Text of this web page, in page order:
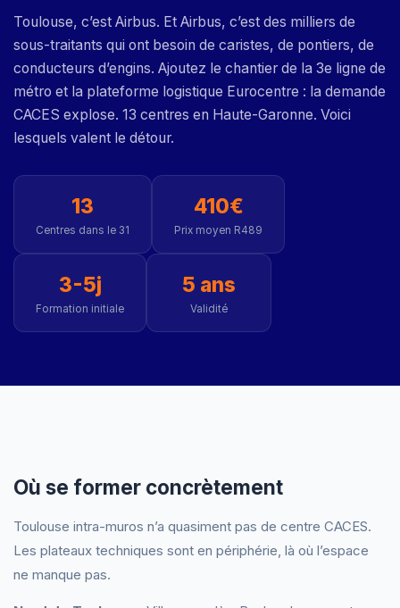
Toulouse, c’est Airbus. Et Airbus, c’est des milliers de
sous-traitants qui ont besoin de caristes, de pontiers, de
conducteurs d’engins. Ajoutez le chantier de la 3e ligne de
métro et la plateforme logistique Eurocentre : la demande
CACES explose. 13 centres en Haute-Garonne. Voici
lesquels valent le détour.
13
Centres dans le 31
410€
Prix moyen R489
3-5j
Formation initiale
5 ans
Validité
Où se former concrètement
Toulouse intra-muros n’a quasiment pas de centre CACES.
Les plateaux techniques sont en périphérie, là où l’espace
ne manque pas.